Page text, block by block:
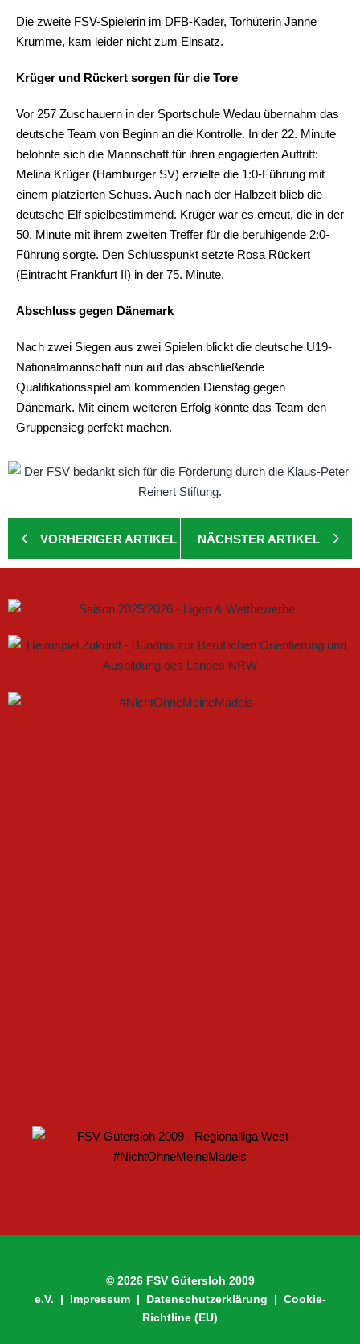
Die zweite FSV-Spielerin im DFB-Kader, Torhüterin Janne
Krumme, kam leider nicht zum Einsatz.
Krüger und Rückert sorgen für die Tore
Vor 257 Zuschauern in der Sportschule Wedau übernahm das
deutsche Team von Beginn an die Kontrolle. In der 22. Minute
belohnte sich die Mannschaft für ihren engagierten Auftritt:
Melina Krüger (Hamburger SV) erzielte die 1:0-Führung mit
einem platzierten Schuss. Auch nach der Halbzeit blieb die
deutsche Elf spielbestimmend. Krüger war es erneut, die in der
50. Minute mit ihrem zweiten Treffer für die beruhigende 2:0-
Führung sorgte. Den Schlusspunkt setzte Rosa Rückert
(Eintracht Frankfurt II) in der 75. Minute.
Abschluss gegen Dänemark
Nach zwei Siegen aus zwei Spielen blickt die deutsche U19-
Nationalmannschaft nun auf das abschließende
Qualifikationsspiel am kommenden Dienstag gegen
Dänemark. Mit einem weiteren Erfolg könnte das Team den
Gruppensieg perfekt machen.
VORHERIGER ARTIKEL NÄCHSTER ARTIKEL
© 2026 FSV Gütersloh 2009
e.V. | Impressum| Datenschutzerklärung | Cookie-
Richtline (EU)